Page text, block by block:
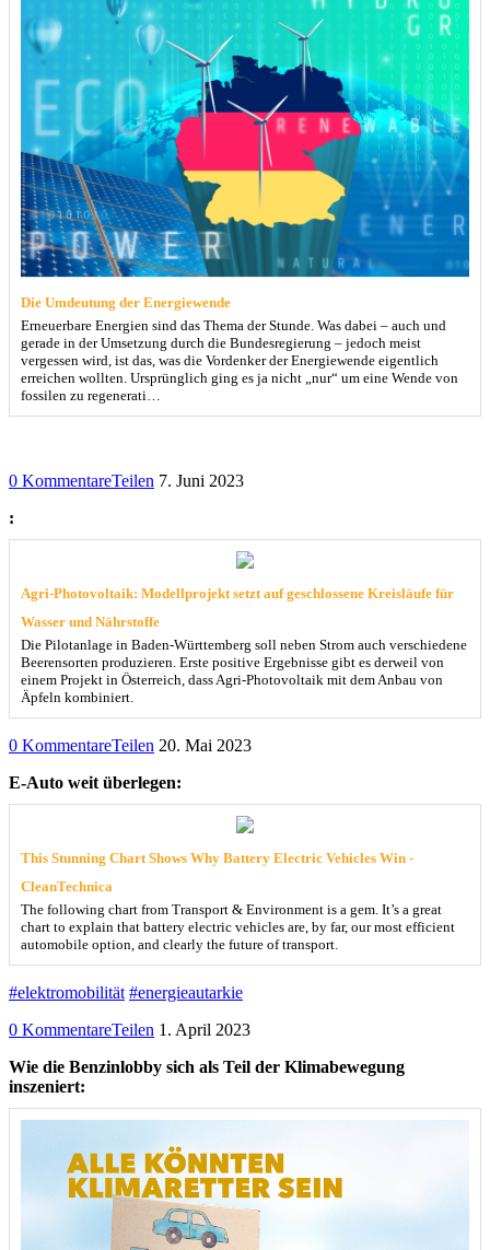
Die Umdeutung der Energiewende
Erneuerbare Energien sind das Thema der Stunde. Was dabei – auch und
gerade in der Umsetzung durch die Bundesregierung – jedoch meist
vergessen wird, ist das, was die Vordenker der Energiewende eigentlich
erreichen wollten. Ursprünglich ging es ja nicht „nur“ um eine Wende von
fossilen zu regenerati…
0 KommentareTeilen 7. Juni 2023
:
Agri-Photovoltaik: Modellprojekt setzt auf geschlossene Kreisläufe für
Wasser und Nährstoffe
Die Pilotanlage in Baden-Württemberg soll neben Strom auch verschiedene
Beerensorten produzieren. Erste positive Ergebnisse gibt es derweil von
einem Projekt in Österreich, dass Agri-Photovoltaik mit dem Anbau von
Äpfeln kombiniert.
0 KommentareTeilen 20. Mai 2023
E-Auto weit überlegen:
This Stunning Chart Shows Why Battery Electric Vehicles Win -
CleanTechnica
The following chart from Transport & Environment is a gem. It’s a great
chart to explain that battery electric vehicles are, by far, our most efficient
automobile option, and clearly the future of transport.
#elektromobilität #energieautarkie
0 KommentareTeilen 1. April 2023
Wie die Benzinlobby sich als Teil der Klimabewegung
inszeniert: